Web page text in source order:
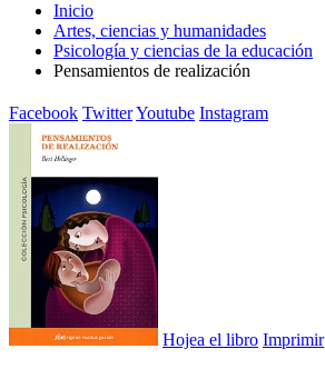
Inicio
Artes, ciencias y humanidades
Psicología y ciencias de la educación
Pensamientos de realización
Facebook TwitterYoutube Instagram
Hojea el libro Imprimir